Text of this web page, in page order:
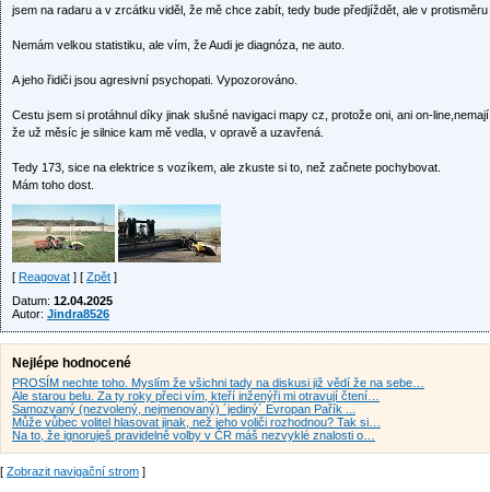
jsem na radaru a v zrcátku viděl, že mě chce zabít, tedy bude předjíždět, ale v
Nemám velkou statistiku, ale vím, že Audi je diagnóza, ne auto.
A jeho řidiči jsou agresivní psychopati. Vypozorováno.
Cestu jsem si protáhnul díky jinak slušné navigaci mapy cz, protože oni, ani on-
že už měsíc je silnice kam mě vedla, v opravě a uzavřená.
Tedy 173, sice na elektrice s vozíkem, ale zkuste si to, než začnete pochybovat.
Mám toho dost.
[ Reagovat ] [ Zpět ]
Datum: 12.04.2025
Autor: Jindra8526
Nejlépe hodnocené
PROSÍM nechte toho. Myslím že všichni tady na diskusi již vědí že na sebe…
Ale starou belu. Za ty roky přeci vím, kteří inženýři mi otravují čtení…
Samozvaný (nezvolený, nejmenovaný) ´jediný´ Evropan Pařík ...
Může vůbec volitel hlasovat jinak, než jeho voliči rozhodnou? Tak si…
Na to, že ignoruješ pravidelně volby v ČR máš nezvyklé znalosti o…
[ Zobrazit navigační strom ]